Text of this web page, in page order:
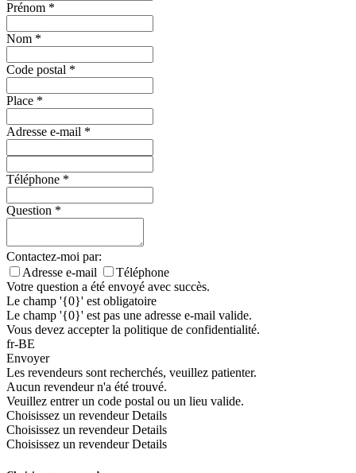
Prénom *
Nom *
Code postal *
Place *
Adresse e-mail *
Téléphone *
Question *
Contactez-moi par:
Adresse e-mail
Téléphone
Votre question a été envoyé avec succès.
Le champ '{0}' est obligatoire
Le champ '{0}' est pas une adresse e-mail valide.
Vous devez accepter la politique de confidentialité.
fr-BE
Envoyer
Les revendeurs sont recherchés, veuillez patienter.
Aucun revendeur n'a été trouvé.
Veuillez entrer un code postal ou un lieu valide.
Choisissez un revendeur Details
Choisissez un revendeur Details
Choisissez un revendeur Details